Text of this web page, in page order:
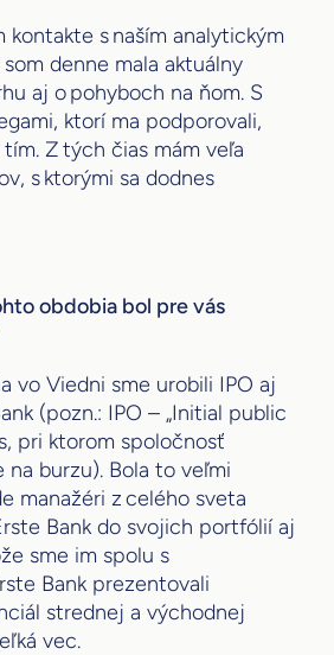
kontakte s naším analytickým
denne mala aktuálny
aj o pohyboch na ňom. S
ktorí ma podporovali,
Z tých čias mám veľa
s ktorými sa dodnes
obdobia bol pre vás
vo Viedni sme urobili IPO aj
(pozn.: IPO – „Initial public
pri ktorom spoločnosť
burzu). Bola to veľmi
manažéri z celého sveta
Bank do svojich portfólií aj
sme im spolu s
Bank prezentovali
strednej a východnej
vec.